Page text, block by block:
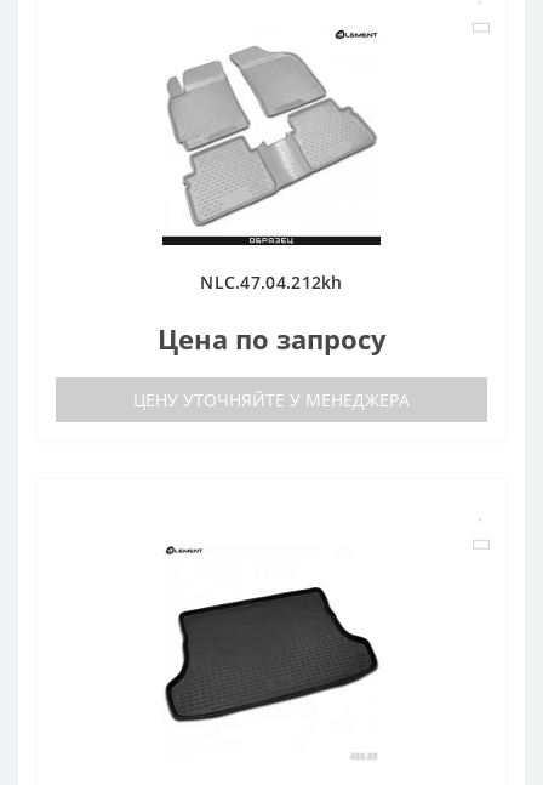
NLC.47.04.212kh
Цена по запросу
ЦЕНУ УТОЧНЯЙТЕ У МЕНЕДЖЕРА